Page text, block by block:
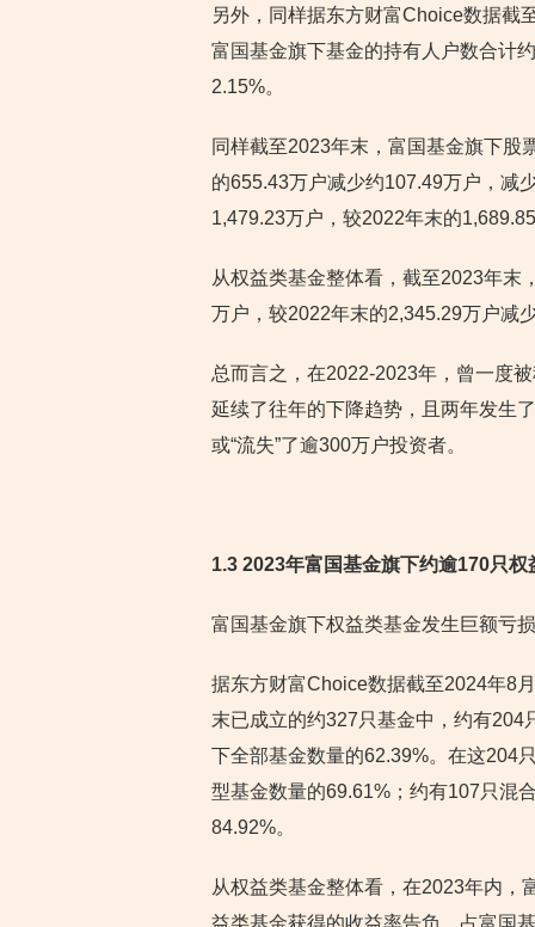
另外，同样据东方财富Choice数据截
富国基金旗下基金的持有人户数合计
2.15%。
同样截至2023年末，富国基金旗下股
的655.43万户减少约107.49万户，减
1,479.23万户，较2022年末的
从权益类基金整体看，截至2023年末
万户，较2022年末的2,345.29万户减
总而言之，在2022-2023年，曾一度
延续了往年的下降趋势，且两年发生
或“流失”了逾300万户投资者。
1.3 2023年富国基金旗下约逾170只
富国基金旗下权益类基金发生巨额亏
据东方财富Choice数据截至2024年8
末已成立的约327只基金中，约有204
下全部基金数量的62.39%。在这204
型基金数量的69.61%；约有107只混
84.92%。
从权益类基金整体看，在2023年内，